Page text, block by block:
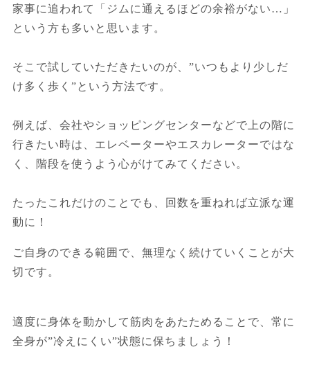
家事に追われて「ジムに通えるほどの余裕がない…」
という方も多いと思います。
そこで試していただきたいのが、”いつもより少しだ
け多く歩く”という方法です。
例えば、会社やショッピングセンターなどで上の階に
行きたい時は、エレベーターやエスカレーターではな
く、階段を使うよう心がけてみてください。
たったこれだけのことでも、回数を重ねれば立派な運
動に！
ご自身のできる範囲で、無理なく続けていくことが大
切です。
適度に身体を動かして筋肉をあたためることで、常に
全身が”冷えにくい”状態に保ちましょう！